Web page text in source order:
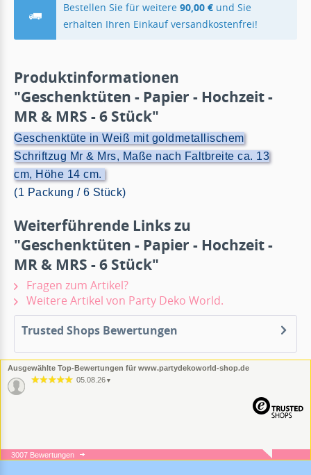
Bestellen Sie für weitere90,00 € und Sie
erhalten Ihren Einkauf versandkostenfrei!
Produktinformationen
"Geschenktüten - Papier - Hochzeit -
MR & MRS - 6 Stück"
Geschenktüte in Weiß mit goldmetallischem
Schriftzug Mr & Mrs, Maße nach Faltbreite ca. 13
cm, Höhe 14 cm.
(1 Packung / 6 Stück)
Weiterführende Links zu
"Geschenktüten - Papier - Hochzeit -
MR & MRS - 6 Stück"
Fragen zum Artikel?
Weitere Artikel von Party Deko World.
Trusted Shops Bewertungen
Ausgewählte Top-Bewertungen für www.partydekoworld-shop.de
05.08.26 ▼
05.08.26▼
3007 Bewertungen